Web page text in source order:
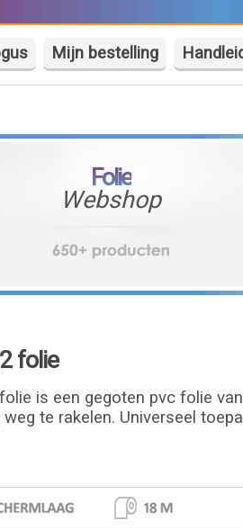
Mijn bestelling
Folie
Webshop
folie
is een gegoten pvc folie
te rakelen. Universeel